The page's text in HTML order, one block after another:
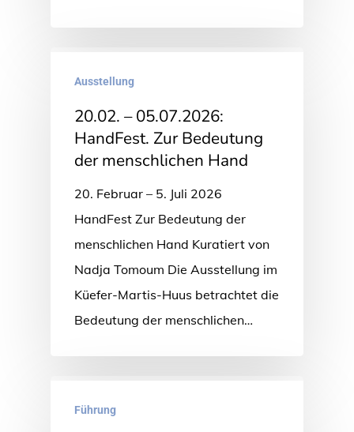
Ausstellung
20.02. – 05.07.2026:
HandFest. Zur Bedeutung
der menschlichen Hand
20. Februar – 5. Juli 2026
HandFest Zur Bedeutung der
menschlichen Hand Kuratiert von
Nadja Tomoum Die Ausstellung im
Küefer-Martis-Huus betrachtet die
Bedeutung der menschlichen…
Führung